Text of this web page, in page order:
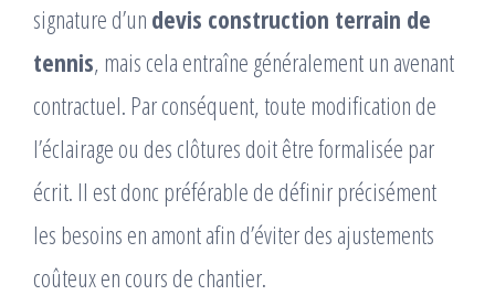
signature d’un devis construction terrain de
tennis, mais cela entraîne généralement un avenant
contractuel. Par conséquent, toute modification de
l’éclairage ou des clôtures doit être formalisée par
écrit. Il est donc préférable de définir précisément
les besoins en amont afin d’éviter des ajustements
coûteux en cours de chantier.